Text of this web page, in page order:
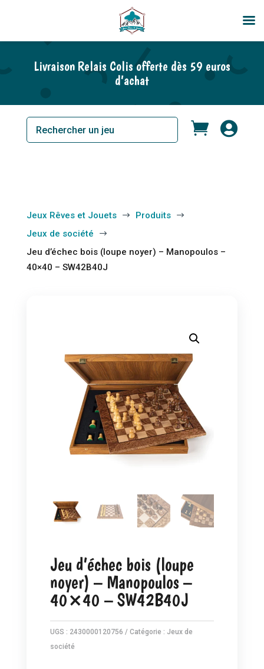
Livraison Relais Colis offerte dès 59 euros
d’achat
 
Jeux Rêves et Jouets $ Produits $
Jeux de société $
Jeu d’échec bois (loupe noyer) – Manopoulos –
40×40 – SW42B40J
Jeu d’échec bois (loupe
noyer) – Manopoulos –
40×40 – SW42B40J
UGS : 2430000120756 Catégorie : Jeux de
société